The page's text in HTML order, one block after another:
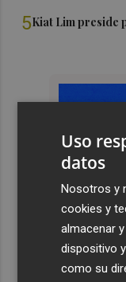
5Kiat Lim preside
Uso
datos
Nosotros y
cookies y
almacenar
dispositivo
como su